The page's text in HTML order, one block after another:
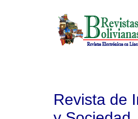
Revista de